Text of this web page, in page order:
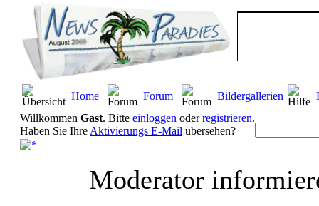
Home Forum Bildergallerien
Willkommen Gast. Bitte einloggen oderregistrieren.
Haben Sie Ihre Aktivierungs E-Mail übersehen?
Moderator